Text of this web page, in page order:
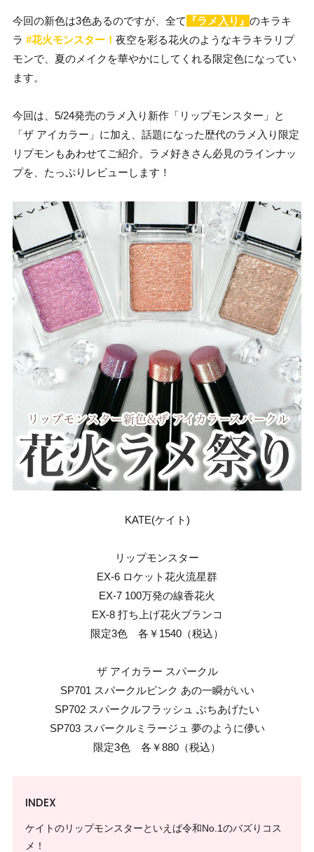
今回の新色は3色あるのですが、全て 『ラメ入り』 のキラキ
ラ #花火モンスター！ 夜空を彩る花火のようなキラキラリプ
モンで、夏のメイクを華やかにしてくれる限定色になってい
ます。
今回は、5/24発売のラメ入り新作「リップモンスター」と
「ザ アイカラー」に加え、話題になった歴代のラメ入り限定
リプモンもあわせてご紹介。ラメ好きさん必見のラインナッ
プを、たっぷりレビューします！
KATE(ケイト)
リップモンスター
EX-6 ロケット花火流星群
EX-7 100万発の線香花火
EX-8 打ち上げ花火ブランコ
限定3色 各￥1540（税込）
ザ アイカラー スパークル
SP701 スパークルピンク あの一瞬がいい
SP702 スパークルフラッシュ ぶちあげたい
SP703 スパークルミラージュ 夢のように儚い
限定3色 各￥880（税込）
INDEX
ケイトのリップモンスターといえば令和No.1のバズりコス
メ！